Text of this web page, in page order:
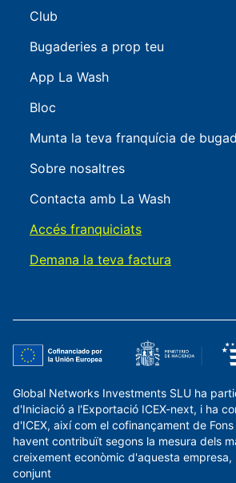
Club
Bugaderies a prop teu
App La Wash
Bloc
Munta la teva franquícia de
Sobre nosaltres
Contacta amb La Wash
Accés franquiciats
Demana la teva factura
Global Networks Investments SLU ha
d'Iniciació a l'Exportació ICEX-next, i ha
d'ICEX, així com el cofinançament de Fons
havent contribuït segons la mesura dels
creixement econòmic d'aquesta empresa,
conjunt